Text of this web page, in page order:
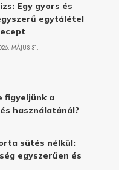
Egy gyors és
egytálétel
MÁJUS 31.
figyeljünk a
használatánál?
sütés nélkül:
egyszerűen és